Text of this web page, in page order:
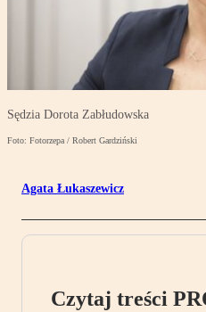
Sędzia Dorota Zabłudowska
Foto: Fotorzepa / Robert Gardziński
Agata Łukaszewicz
Czytaj treści